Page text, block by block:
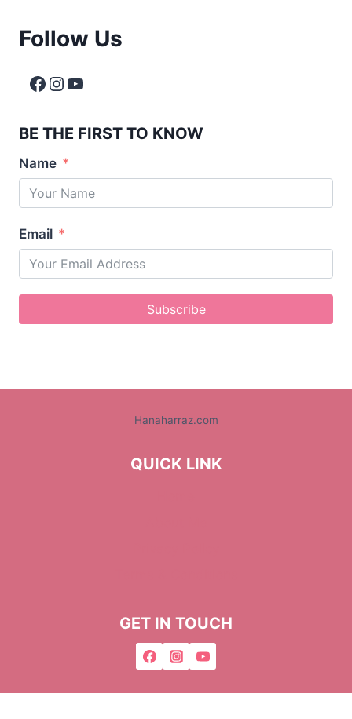
Follow Us
BE THE FIRST TO KNOW
Name
Email
Subscribe
Hanaharraz.com
QUICK LINK
GET IN TOUCH